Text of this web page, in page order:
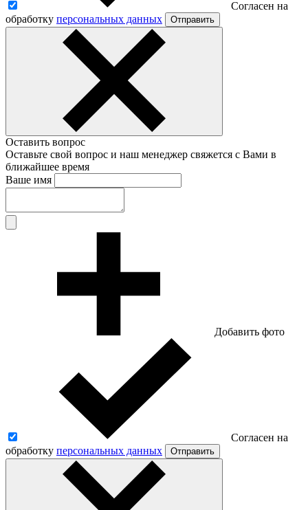
Согласен на
обработку персональных данных Отправить
Оставить вопрос
Оставьте свой вопрос и наш менеджер свяжется с Вами в
ближайшее время
Ваше имя
Добавить фото
Согласен на
обработку персональных данных Отправить